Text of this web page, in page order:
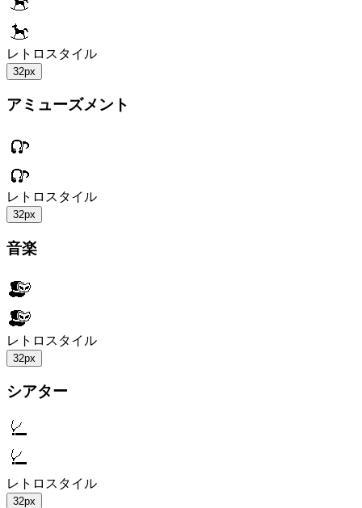
レトロスタイル
32px
アミューズメント
レトロスタイル
32px
音楽
レトロスタイル
32px
シアター
レトロスタイル
32px